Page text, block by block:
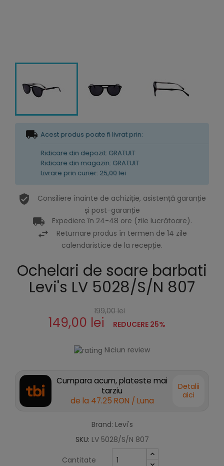
Acest produs poate fi livrat prin:
Ridicare din depozit: GRATUIT
Ridicare din magazin: GRATUIT
Livrare prin curier: 25,00 lei
Consiliere înainte de achiziție, asistență garanție
și post-garanție
Expediere în 24-48 ore (zile lucrătoare).
Returnare produs în termen de 14 zile
calendaristice de la recepție.
Ochelari de soare barbati
Levi's LV 5028/S/N 807
199,00 lei
149,00 lei REDUCERE 25%
Niciun review
Cumpara acum, plateste mai
tarziu
de la 47.25 RON / Luna
Detalii
aici
Brand: Levi's
SKU: LV 5028/S/N 807
Cantitate